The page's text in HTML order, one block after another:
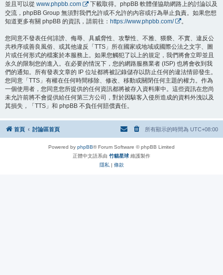
並且可以從 www.phpbb.com
下載取得。phpBB 軟體僅協助網路上的討論以及
交流，phpBB Group 無須對我們允許或不允許的內容或行為舉止負責。如果您想
知道更多有關 phpBB 的資訊，請前往： https://www.phpbb.com/ 。
您同意不發表任何誹謗、侮辱、具威脅性、攻擊性、不雅、猥褻、不實、違反公
共秩序或善良風俗、或其他違反「TTS」所在國家或地域或國際公法之文字、圖
片或任何形式的檔案於本服務上。如果您觸犯了以上的規定，我們將會立即並且
永久的限制您的進入。在必要的情況下，您的網路服務業者 (ISP) 也將會收到我
們的通知。所有發表文章的 IP 位址都將被記錄儲存以防止任何的違法情節發生。
您同意「TTS」有權在任何時間移除、修改、移動或關閉任何主題的權力。作為
一個使用者，您同意您所提供的任何資訊都將被存入資料庫中。這些資訊在您尚
未允許前將不會提供給任何第三方公司，對於因駭客入侵所造成的資料外洩以及
其損失，「TTS」和 phpBB 不負任何賠償責任。
首頁 討論區首頁 所有顯示的時間為 UTC+08:00
Powered by phpBB® Forum Software © phpBB Limited
正體中文語系由 竹貓星球 維護製作
隱私 | 條款